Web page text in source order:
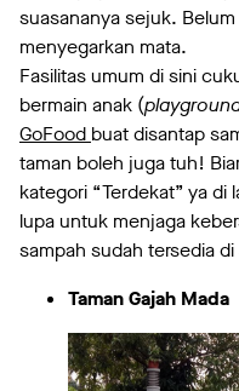
suasananya sejuk.
menyegarkan mata.
Fasilitas umum di sini
bermain anak (
GoFood buat disantap
taman boleh juga tuh!
kategori “Terdekat” ya di
lupa untuk menjaga
sampah sudah tersedia
Taman Gajah Mada